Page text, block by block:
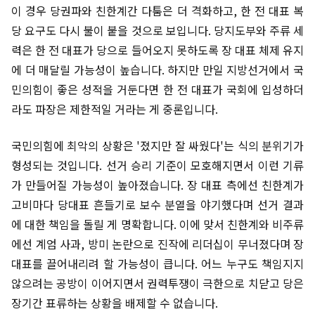
이 경우 당권파와 친한계간 다툼은 더 격화하고, 한 전 대표 복
당 요구도 다시 불이 붙을 것으로 보입니다. 당지도부와 주류 세
력은 한 전 대표가 당으로 들어오지 못하도록 장 대표 체제 유지
에 더 매달릴 가능성이 높습니다. 하지만 만일 지방선거에서 국
민의힘이 좋은 성적을 거둔다면 한 전 대표가 국회에 입성하더
라도 파장은 제한적일 거라는 게 중론입니다.
국민의힘에 최악의 상황은 '졌지만 잘 싸웠다'는 식의 분위기가
형성되는 것입니다. 선거 승리 기준이 모호해지면서 이런 기류
가 만들어질 가능성이 높아졌습니다. 장 대표 측에선 친한계가
고비마다 당대표 흔들기로 보수 분열을 야기했다며 선거 결과
에 대한 책임을 돌릴 게 명확합니다. 이에 맞서 친한계와 비주류
에선 계엄 사과, 방미 논란으로 진작에 리더십이 무너졌다며 장
대표를 끌어내리려 할 가능성이 큽니다. 어느 누구도 책임지지
않으려는 공방이 이어지면서 권력투쟁이 극한으로 치닫고 당은
장기간 표류하는 상황을 배제할 수 없습니다.